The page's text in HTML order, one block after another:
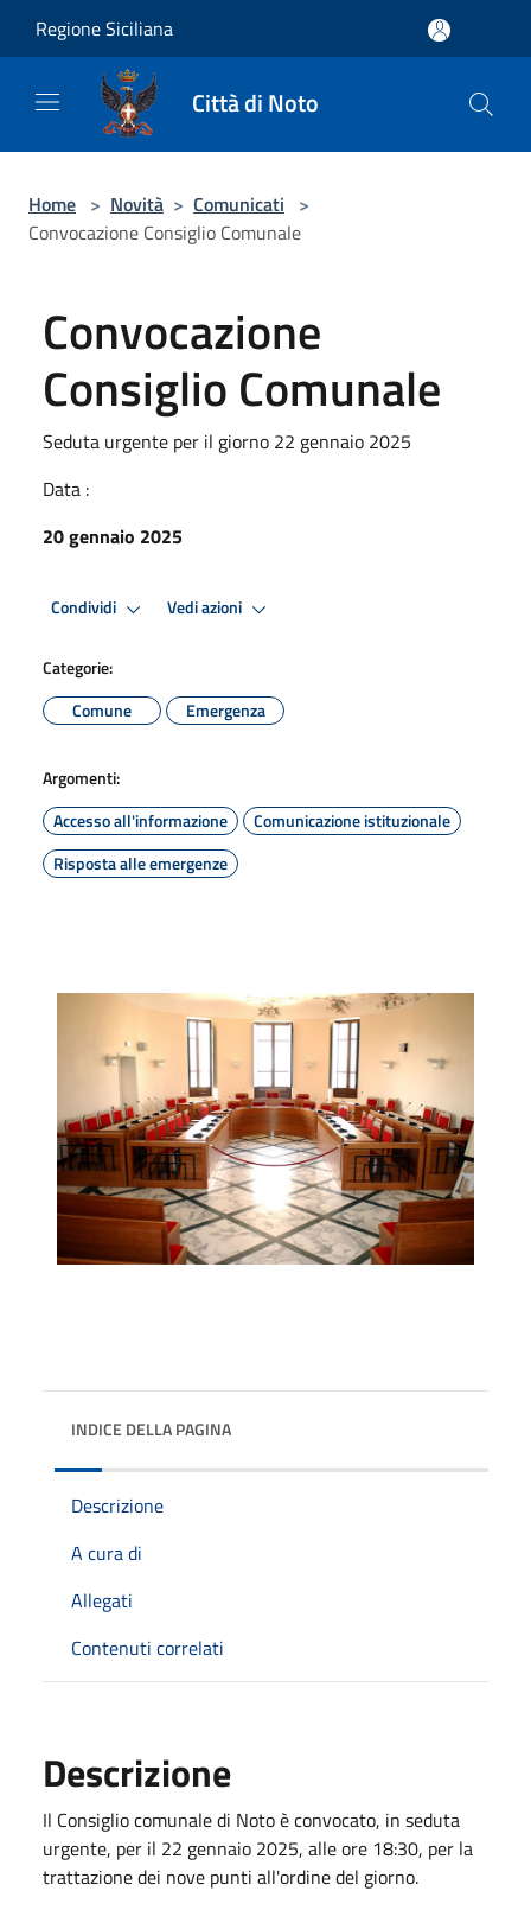
Regione Siciliana
Città di Noto
Home > Novità > Comunicati >
Convocazione Consiglio Comunale
Convocazione
Consiglio Comunale
Seduta urgente per il giorno 22 gennaio 2025
Data :
20 gennaio 2025
Condividi Vedi azioni
Categorie:
Comune
Emergenza
Argomenti:
Accesso all'informazione
Comunicazione istituzionale
Risposta alle emergenze
INDICE DELLA PAGINA
Descrizione
A cura di
Allegati
Contenuti correlati
Descrizione
Il Consiglio comunale di Noto è convocato, in seduta
urgente, per il 22 gennaio 2025, alle ore 18:30, per la
trattazione dei nove punti all'ordine del giorno.